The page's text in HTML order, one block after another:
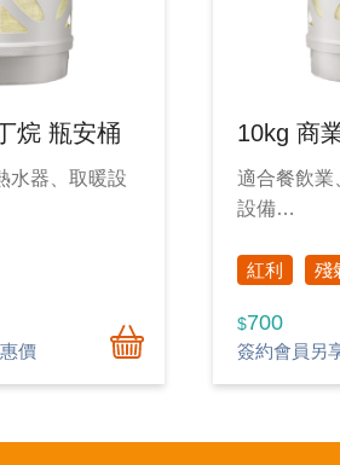
烷 瓶安桶
水器、取暖設
價
10kg 商
適合餐飲業
設備
紅利
殘
$700
簽約會員另